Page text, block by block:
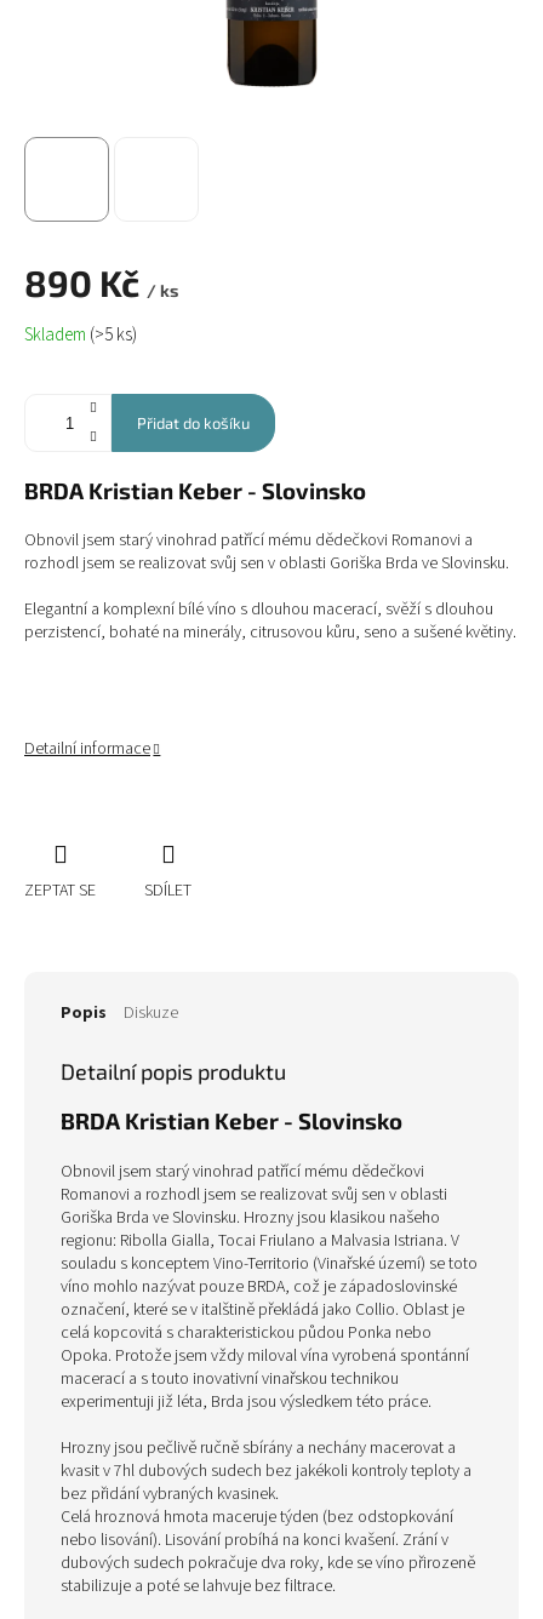
890 Kč / ks
Měrná
cena:
Skladem (>5 ks)
Přidat do košíku
BRDA Kristian Keber - Slovinsko
Obnovil jsem starý vinohrad patřící mému dědečkovi Romanovi a
rozhodl jsem se realizovat svůj sen v oblasti Goriška Brda ve Slovinsku.
Elegantní a komplexní bílé víno s dlouhou macerací, svěží s dlouhou
perzistencí, bohaté na minerály, citrusovou kůru, seno a sušené květiny.
Detailní informace
ZEPTAT SE SDÍLET
Popis Diskuze
Detailní popis produktu
BRDA Kristian Keber - Slovinsko
Obnovil jsem starý vinohrad patřící mému dědečkovi
Romanovi a rozhodl jsem se realizovat svůj sen v oblasti
Goriška Brda ve Slovinsku. Hrozny jsou klasikou našeho
regionu: Ribolla Gialla, Tocai Friulano a Malvasia Istriana. V
souladu s konceptem Vino-Territorio (Vinařské území) se toto
víno mohlo nazývat pouze BRDA, což je západoslovinské
označení, které se v italštině překládá jako Collio. Oblast je
celá kopcovitá s charakteristickou půdou Ponka nebo
Opoka. Protože jsem vždy miloval vína vyrobená spontánní
macerací a s touto inovativní vinařskou technikou
experimentuji již léta, Brda jsou výsledkem této práce.
Hrozny jsou pečlivě ručně sbírány a nechány macerovat a
kvasit v 7hl dubových sudech bez jakékoli kontroly teploty a
bez přidání vybraných kvasinek.
Celá hroznová hmota maceruje týden (bez odstopkování
nebo lisování). Lisování probíhá na konci kvašení. Zrání v
dubových sudech pokračuje dva roky, kde se víno přirozeně
stabilizuje a poté se lahvuje bez filtrace.